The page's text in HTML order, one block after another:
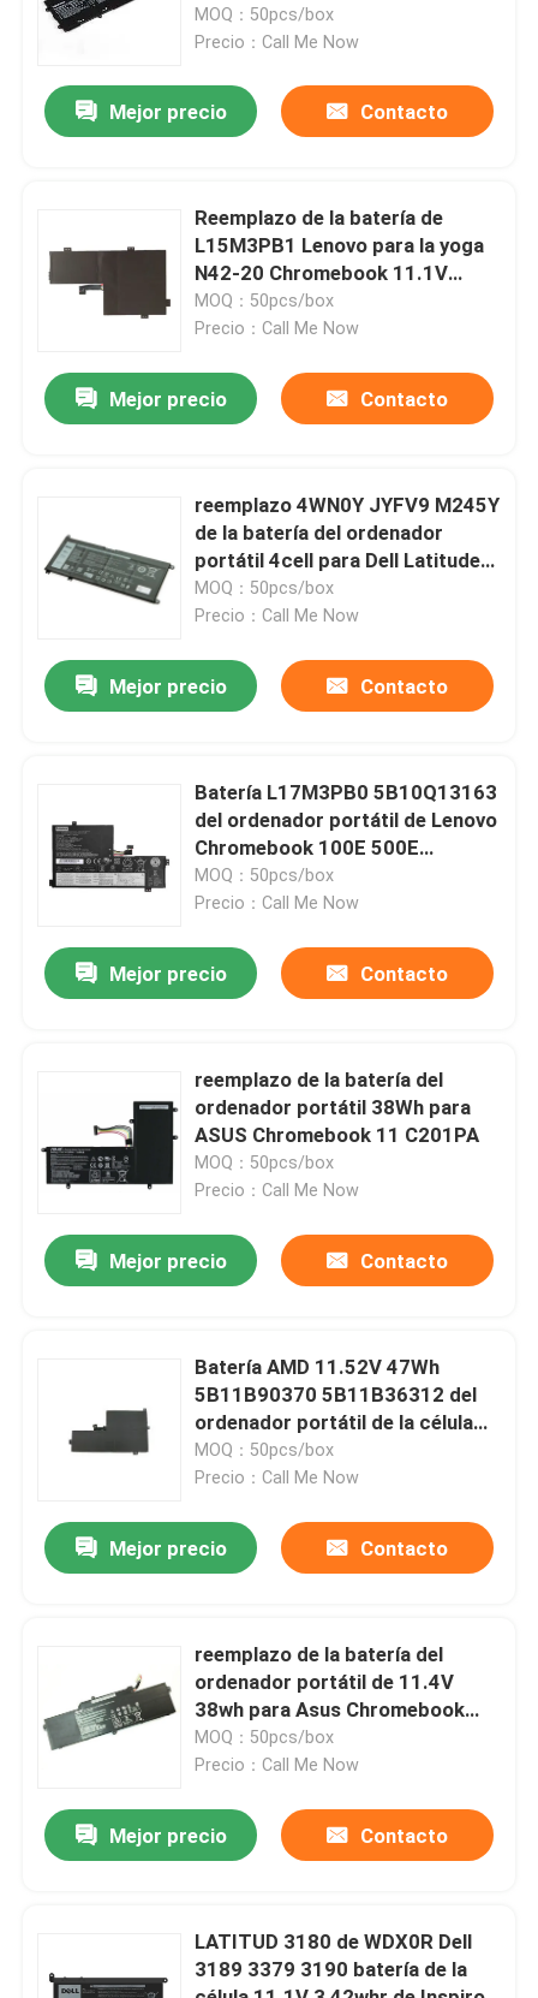
Contactos
Productos
Reemplazo de la pantalla LCD de Lenovo
Reemplazo de la pantalla LCD de Dell
Reemplazo de la pantalla LCD de HP
Reemplazo de la pantalla LCD de Macbook
Samsung 11 XE500C12
Chromebook
MOQ：50pcs/box
Precio：Call Me Now
Mejor precio Contacto
Reemplazo de la batería de
L15M3PB1 Lenovo para la yoga
N42-20 Chromebook 11.1V
45Wh de 300E C330 N22 N23
MOQ：50pcs/box
Precio：Call Me Now
Mejor precio Contacto
reemplazo 4WN0Y JYFV9 M245Y
de la batería del ordenador
portátil 4cell para Dell Latitude
3310 13-7353 7577 7778 7779
MOQ：50pcs/box
Precio：Call Me Now
Mejor precio Contacto
Batería L17M3PB0 5B10Q13163
del ordenador portátil de Lenovo
Chromebook 100E 500E
3635mAh 42wh
MOQ：50pcs/box
Precio：Call Me Now
Mejor precio Contacto
reemplazo de la batería del
ordenador portátil 38Wh para
ASUS Chromebook 11 C201PA
MOQ：50pcs/box
Precio：Call Me Now
Mejor precio Contacto
Batería AMD 11.52V 47Wh
5B11B90370 5B11B36312 del
ordenador portátil de la célula
de Lenovo Chromebook 100E
Gen3 3
MOQ：50pcs/box
Precio：Call Me Now
Mejor precio Contacto
reemplazo de la batería del
ordenador portátil de 11.4V
38wh para Asus Chromebook
C200M C200MA
MOQ：50pcs/box
Precio：Call Me Now
Mejor precio Contacto
LATITUD 3180 de WDX0R Dell
3189 3379 3190 batería de la